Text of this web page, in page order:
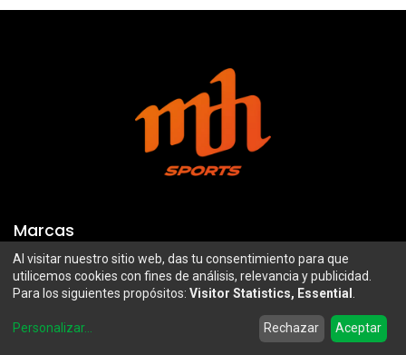
Wishlist Account
Marcas
Troy Lee Designs
100%
Airoh
Mazawi
SIDI
Al visitar nuestro sitio web, das tu consentimiento para que
utilicemos cookies con fines de análisis, relevancia y publicidad.
Para los siguientes propósitos: Visitor Statistics, Essential
Personalizar... Rechazar Aceptar